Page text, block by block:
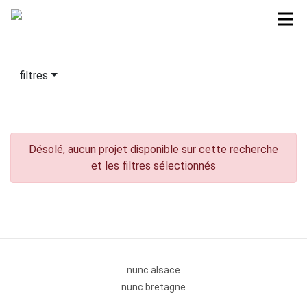
filtres
Désolé, aucun projet disponible sur cette recherche
et les filtres sélectionnés
nunc alsace
nunc bretagne